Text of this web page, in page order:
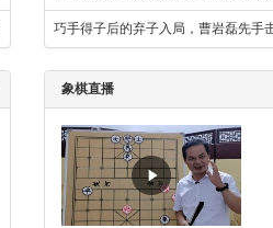
巧手得子后的弃子入局，曹岩磊先手
象棋直播